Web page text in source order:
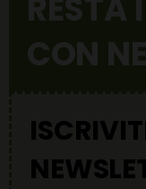
RESTA
CON